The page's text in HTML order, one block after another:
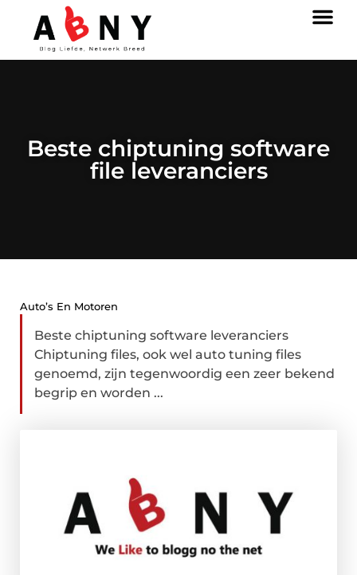
Beste chiptuning software
file leveranciers
Auto’s En Motoren
Beste chiptuning software leveranciers
Chiptuning files, ook wel auto tuning files
genoemd, zijn tegenwoordig een zeer bekend
begrip en worden ...